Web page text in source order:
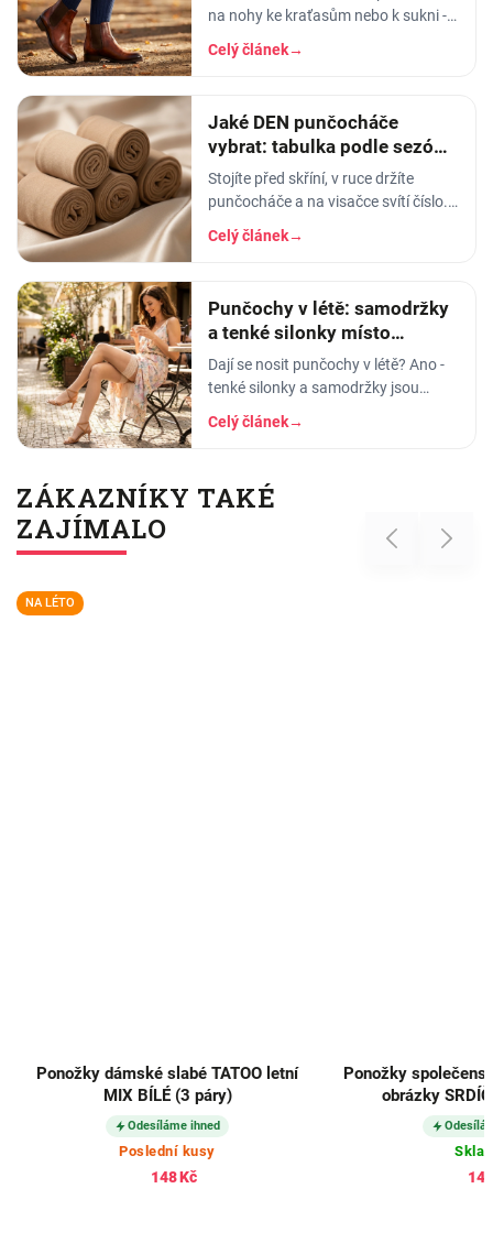
na nohy ke kraťasům nebo k sukni -
držíte v ruce, jsou podkolenky, nebo
Celý článek→
Jaké DEN punčocháče
vybrat: tabulka podle sezóny
i příležitosti
Stojíte před skříní, v ruce držíte
punčocháče a na visačce svítí číslo.
tušení, co to znamená a jestli to dnes
Celý článek→
Punčochy v létě: samodržky
a tenké silonky místo
punčocháčů
Dají se nosit punčochy v létě? Ano -
tenké silonky a samodržky jsou
a poradíme, jak vybrat letní
Celý článek→
ZÁKAZNÍKY TAKÉ
ZAJÍMALO
Previous
NA LÉTO
Ponožky dámské slabé TATOO letní
MIX BÍLÉ (3 páry)
Odesíláme ihned
Poslední kusy
148 Kč
Ponožky
obrázky
Next